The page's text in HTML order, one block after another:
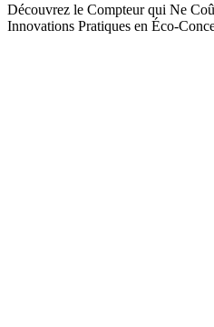
Découvrez le Compteur qui Ne
Innovations Pratiques en Éco-